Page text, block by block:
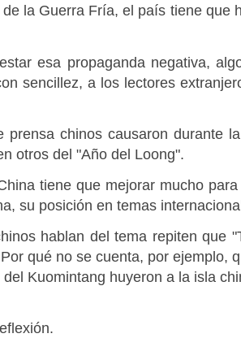
la Guerra Fría, el país tiene que
esa propaganda negativa,
sencillez, a los lectores
chinos causaron durante
otros del "Año del Loong".
tiene que mejorar mucho
su posición en temas
hablan del tema repiten que
qué no se cuenta, por ejemplo,
Kuomintang huyeron a la isla